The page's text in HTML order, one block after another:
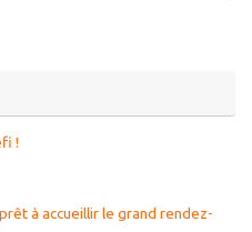
!
à accueillir le grand rendez-